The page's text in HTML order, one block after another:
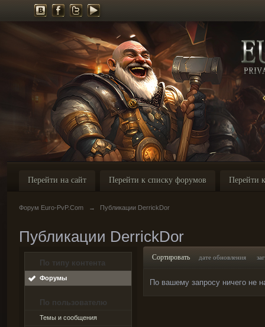
Перейти на сайт Перейти к списку форумов Перейти
Форум Euro-PvP.Com → Публикации DerrickDor
Публикации DerrickDor
По типу контента
Форумы
По пользователю
Темы и сообщения
Сортировать дате обновления
По вашему запросу ничего не